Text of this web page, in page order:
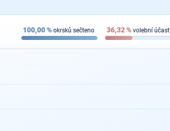
100,00% okrsků sečteno 36,32% volební účast